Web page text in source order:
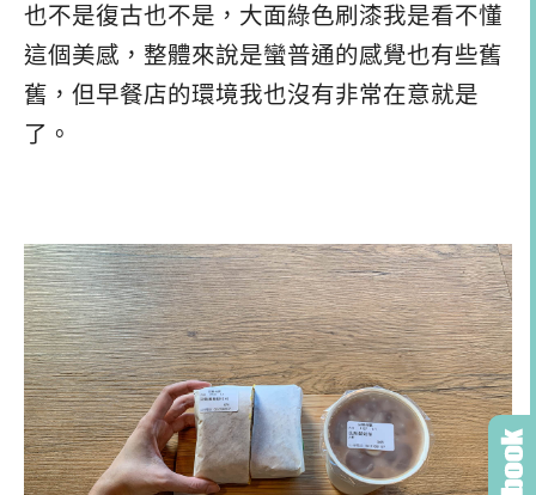
也不是復古也不是，大面綠色刷漆我是看不懂
這個美感，整體來說是蠻普通的感覺也有些舊
舊，但早餐店的環境我也沒有非常在意就是
了。